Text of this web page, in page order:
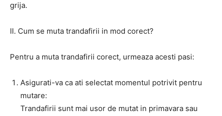
grija.
II. Cum se muta trandafirii in mod corect?
Pentru a muta trandafirii corect, urmeaza acesti pasi:
Asigurati-va ca ati selectat momentul potrivit pentru
mutare:
Trandafirii sunt mai usor de mutat in primavara sau